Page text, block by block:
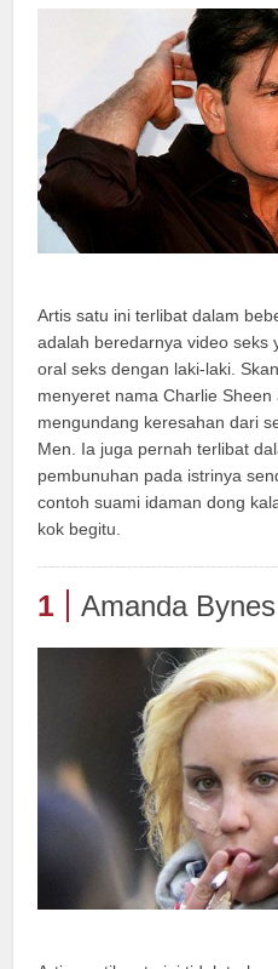
Artis satu ini terlibat dalam
adalah beredarnya video seks
oral seks dengan laki-laki.
menyeret nama Charlie
mengundang keresahan dari
Men. Ia juga pernah terlibat
pembunuhan pada istrinya
contoh suami idaman dong
kok begitu.
1 Amanda Bynes